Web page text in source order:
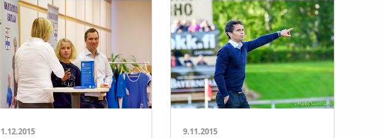
1.12.2015 9.11.2015